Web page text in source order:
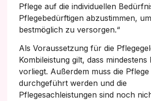
Pflege auf die individuellen
Pflegebedürftigen abzustimmen,
bestmöglich zu versorgen.“
Als Voraussetzung für die
Kombileistung gilt, dass mindestens
vorliegt. Außerdem muss die
durchgeführt werden und die
Pflegesachleistungen sind noch